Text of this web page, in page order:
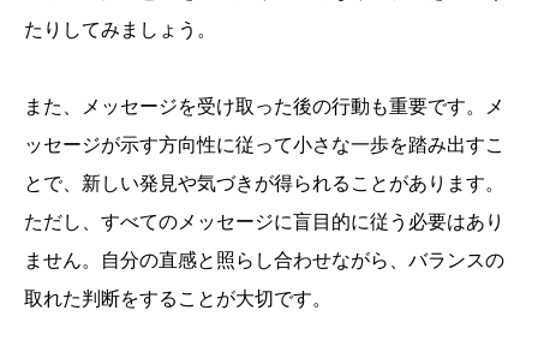
たりしてみましょう。
また、メッセージを受け取った後の行動も重要です。メ
ッセージが示す方向性に従って小さな一歩を踏み出すこ
とで、新しい発見や気づきが得られることがあります。
ただし、すべてのメッセージに盲目的に従う必要はあり
ません。自分の直感と照らし合わせながら、バランスの
取れた判断をすることが大切です。